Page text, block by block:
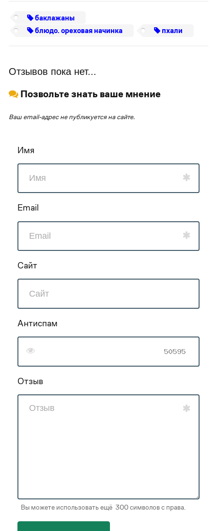
баклажаны
блюдо. ореховая начинка
пхали
Отзывов пока нет...
Позвольте знать ваше мнение
Ваш email-адрес не публикуется на сайте.
Имя
Email
Сайт
Антиспам
Отзыв
Вы можете использовать ещё 300 символов с права.